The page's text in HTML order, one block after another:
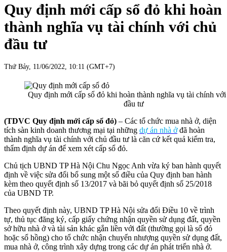
Quy định mới cấp sổ đỏ khi hoàn
thành nghĩa vụ tài chính với chủ
đầu tư
Thứ Bảy, 11/06/2022, 10:11 (GMT+7)
Quy định mới cấp sổ đỏ khi hoàn thành nghĩa vụ tài chính
đầu tư
(TDVC Quy định mới cấp sổ đỏ) – Các tổ chức mua nhà ở, diện
tích sàn kinh doanh thương mại tại những dự án nhà ởđã hoàn
thành nghĩa vụ tài chính với chủ đầu tư là căn cứ kết quả kiểm tra,
thẩm định dự án để xem xét cấp sổ đỏ.
Chủ tịch UBND TP Hà Nội Chu Ngọc Anh vừa ký ban hành quyết
định về việc sửa đổi bổ sung một số điều của Quy định ban hành
kèm theo quyết định số 13/2017 và bãi bỏ quyết định số 25/2018
của UBND TP.
Theo quyết định này, UBND TP Hà Nội sửa đổi Điều 10 về trình
tự, thủ tục đăng ký, cấp giấy chứng nhận quyền sử dụng đất, quyền
sở hữu nhà ở và tài sản khác gắn liền với đất (thường gọi là sổ đỏ
hoặc sổ hồng) cho tổ chức nhận chuyển nhượng quyền sử dụng đất,
mua nhà ở, công trình xây dựng trong các dự án phát triển nhà ở.